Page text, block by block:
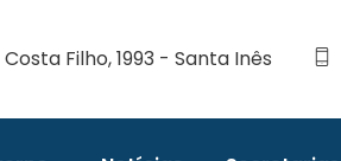
Filho, 1993 - Santa Inês